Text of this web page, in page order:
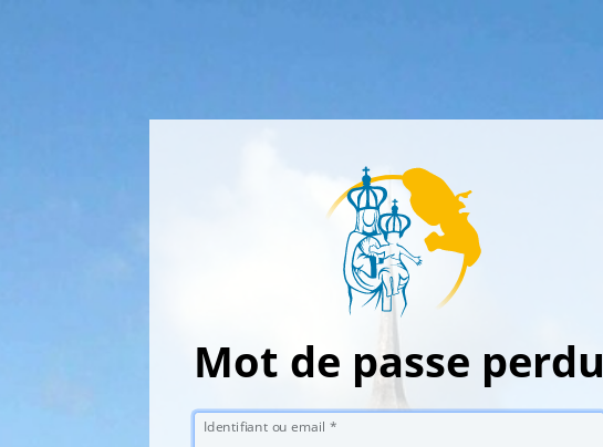
Mot de passe perdu
Identifiant ou email *